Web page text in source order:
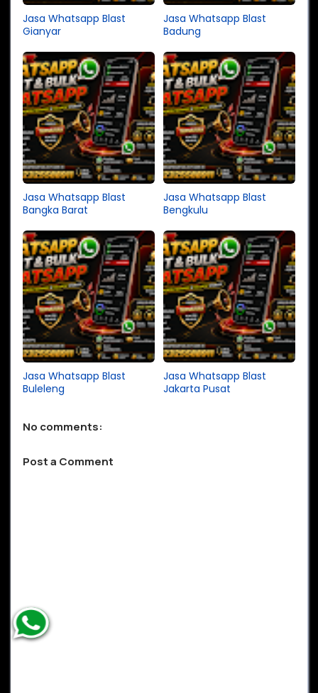
Jasa Whatsapp Blast
Gianyar
Jasa Whatsapp Blast
Badung
Jasa Whatsapp Blast
Bangka Barat
Jasa Whatsapp Blast
Bengkulu
Jasa Whatsapp Blast
Buleleng
Jasa Whatsapp Blast
Jakarta Pusat
No comments:
Post a Comment